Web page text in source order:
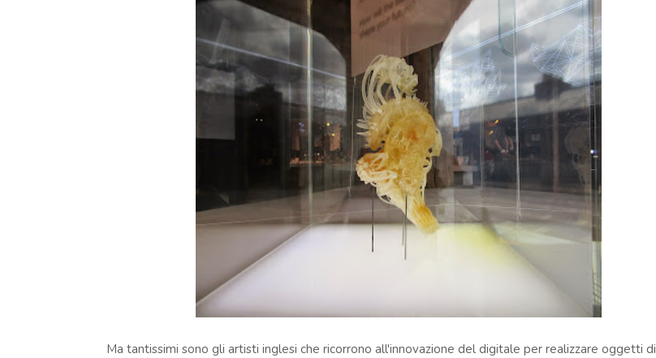
Ma tantissimi sono gli artisti inglesi che ricorrono all'innovazione del digitale per realizzare oggetti di